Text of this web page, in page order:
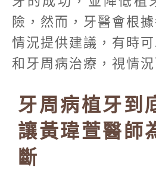
險，然而，牙醫會根
情況提供建議，有時
和牙周病治療，視情況
牙周病植牙到
讓黃瑋萱醫師
斷